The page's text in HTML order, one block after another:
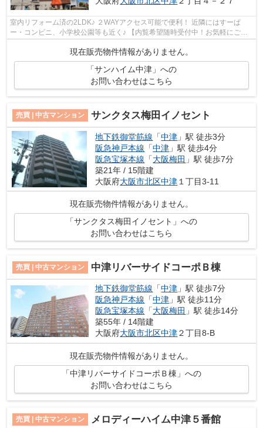
室内リフォーム済の2LDK♪ ２WAYアクセス可能で便利！ 近隣にはすーぱ
ー・コンビニ、小学校公園等も近く♪ 【内覧希望随時受付中！お気軽にご連
現在販売物件情報がありません。
「サンハイム中津」への
お問い合わせはこちら
売買 | 中古マンション サンクタス梅田イノセント
地下鉄御堂筋線 「中津 」駅 徒歩3分
阪急神戸本線 「中津 」駅 徒歩4分
阪急宝塚本線 「大阪梅田 」駅 徒歩7分
築21年 / 15階建
大阪府大阪市北区中津 １丁目3-11
現在販売物件情報がありません。
「サンクタス梅田イノセント」への
お問い合わせはこちら
売買 | 中古マンション 中津リバーサイドコーポＢ棟
地下鉄御堂筋線 「中津 」駅 徒歩7分
阪急神戸本線 「中津 」駅 徒歩11分
阪急宝塚本線 「大阪梅田 」駅 徒歩14分
築55年 / 14階建
大阪府大阪市北区中津２丁目8-B
現在販売物件情報がありません。
「中津リバーサイドコーポＢ棟」への
お問い合わせはこちら
売買 | 中古マンション メロディーハイム中津５番館